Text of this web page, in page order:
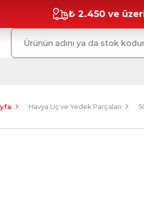
₺ 2.450 ve
Havya Uç ve Yedek Parçaları